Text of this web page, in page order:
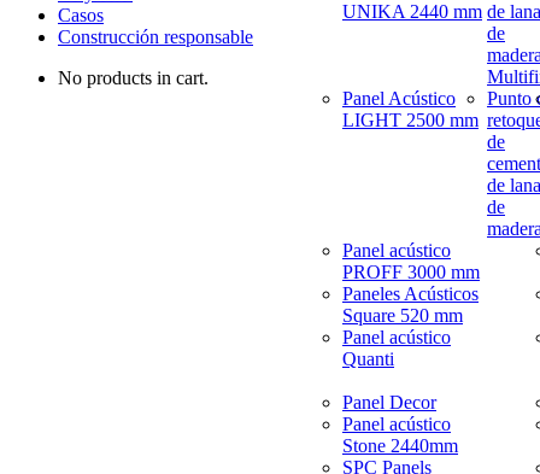
Casos
Construcción responsable
No products in cart.
UNIKA 2440 mm
Panel Acústico
LIGHT 2500 mm
Panel acústico
PROFF 3000 mm
Paneles Acústicos
Square 520 mm
Panel acústico
Quanti
Panel Decor
Panel acústico
Stone 2440mm
SPC Panels
de lana
de
Punto
de
de lana
de